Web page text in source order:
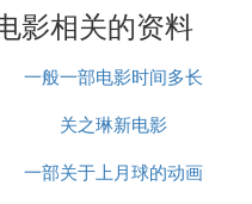
影相关的资料
一般一部电影时间多长
关之琳新电影
一部关于上月球的动画